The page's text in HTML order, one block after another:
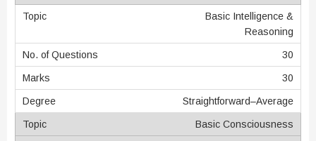
Basic Intelligence &
Reasoning
30
30
Straightforward–Average
Basic Consciousness